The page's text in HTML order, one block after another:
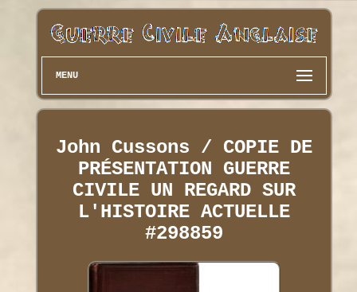
MENU
John Cussons / COPIE DE
PRÉSENTATION GUERRE
CIVILE UN REGARD SUR
L'HISTOIRE ACTUELLE
#298859